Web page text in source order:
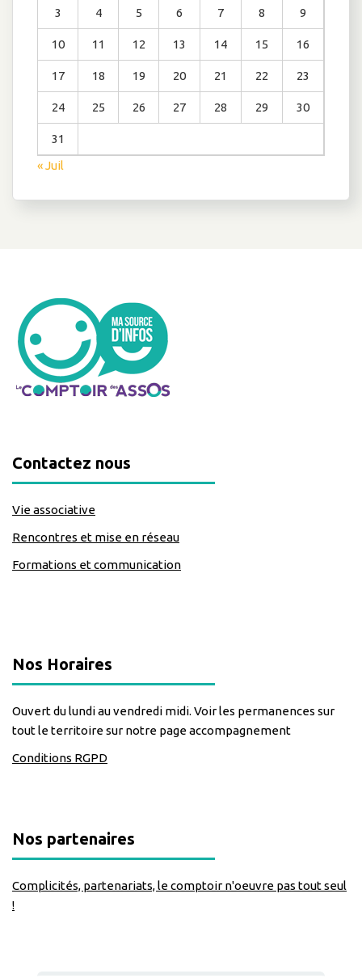
3 4 5 6 7 8 9
10 11 12 13 14 15 16
17 18 19 20 21 22 23
24 25 26 27 28 29 30
31
« Juil
Contactez nous
Vie associative
Rencontres et mise en réseau
Formations et communication
Nos Horaires
Ouvert du lundi au vendredi midi. Voir les permanences sur
tout le territoire sur notre page accompagnement
Conditions RGPD
Nos partenaires
Complicités, partenariats, le comptoir n'oeuvre pas tout seul
!